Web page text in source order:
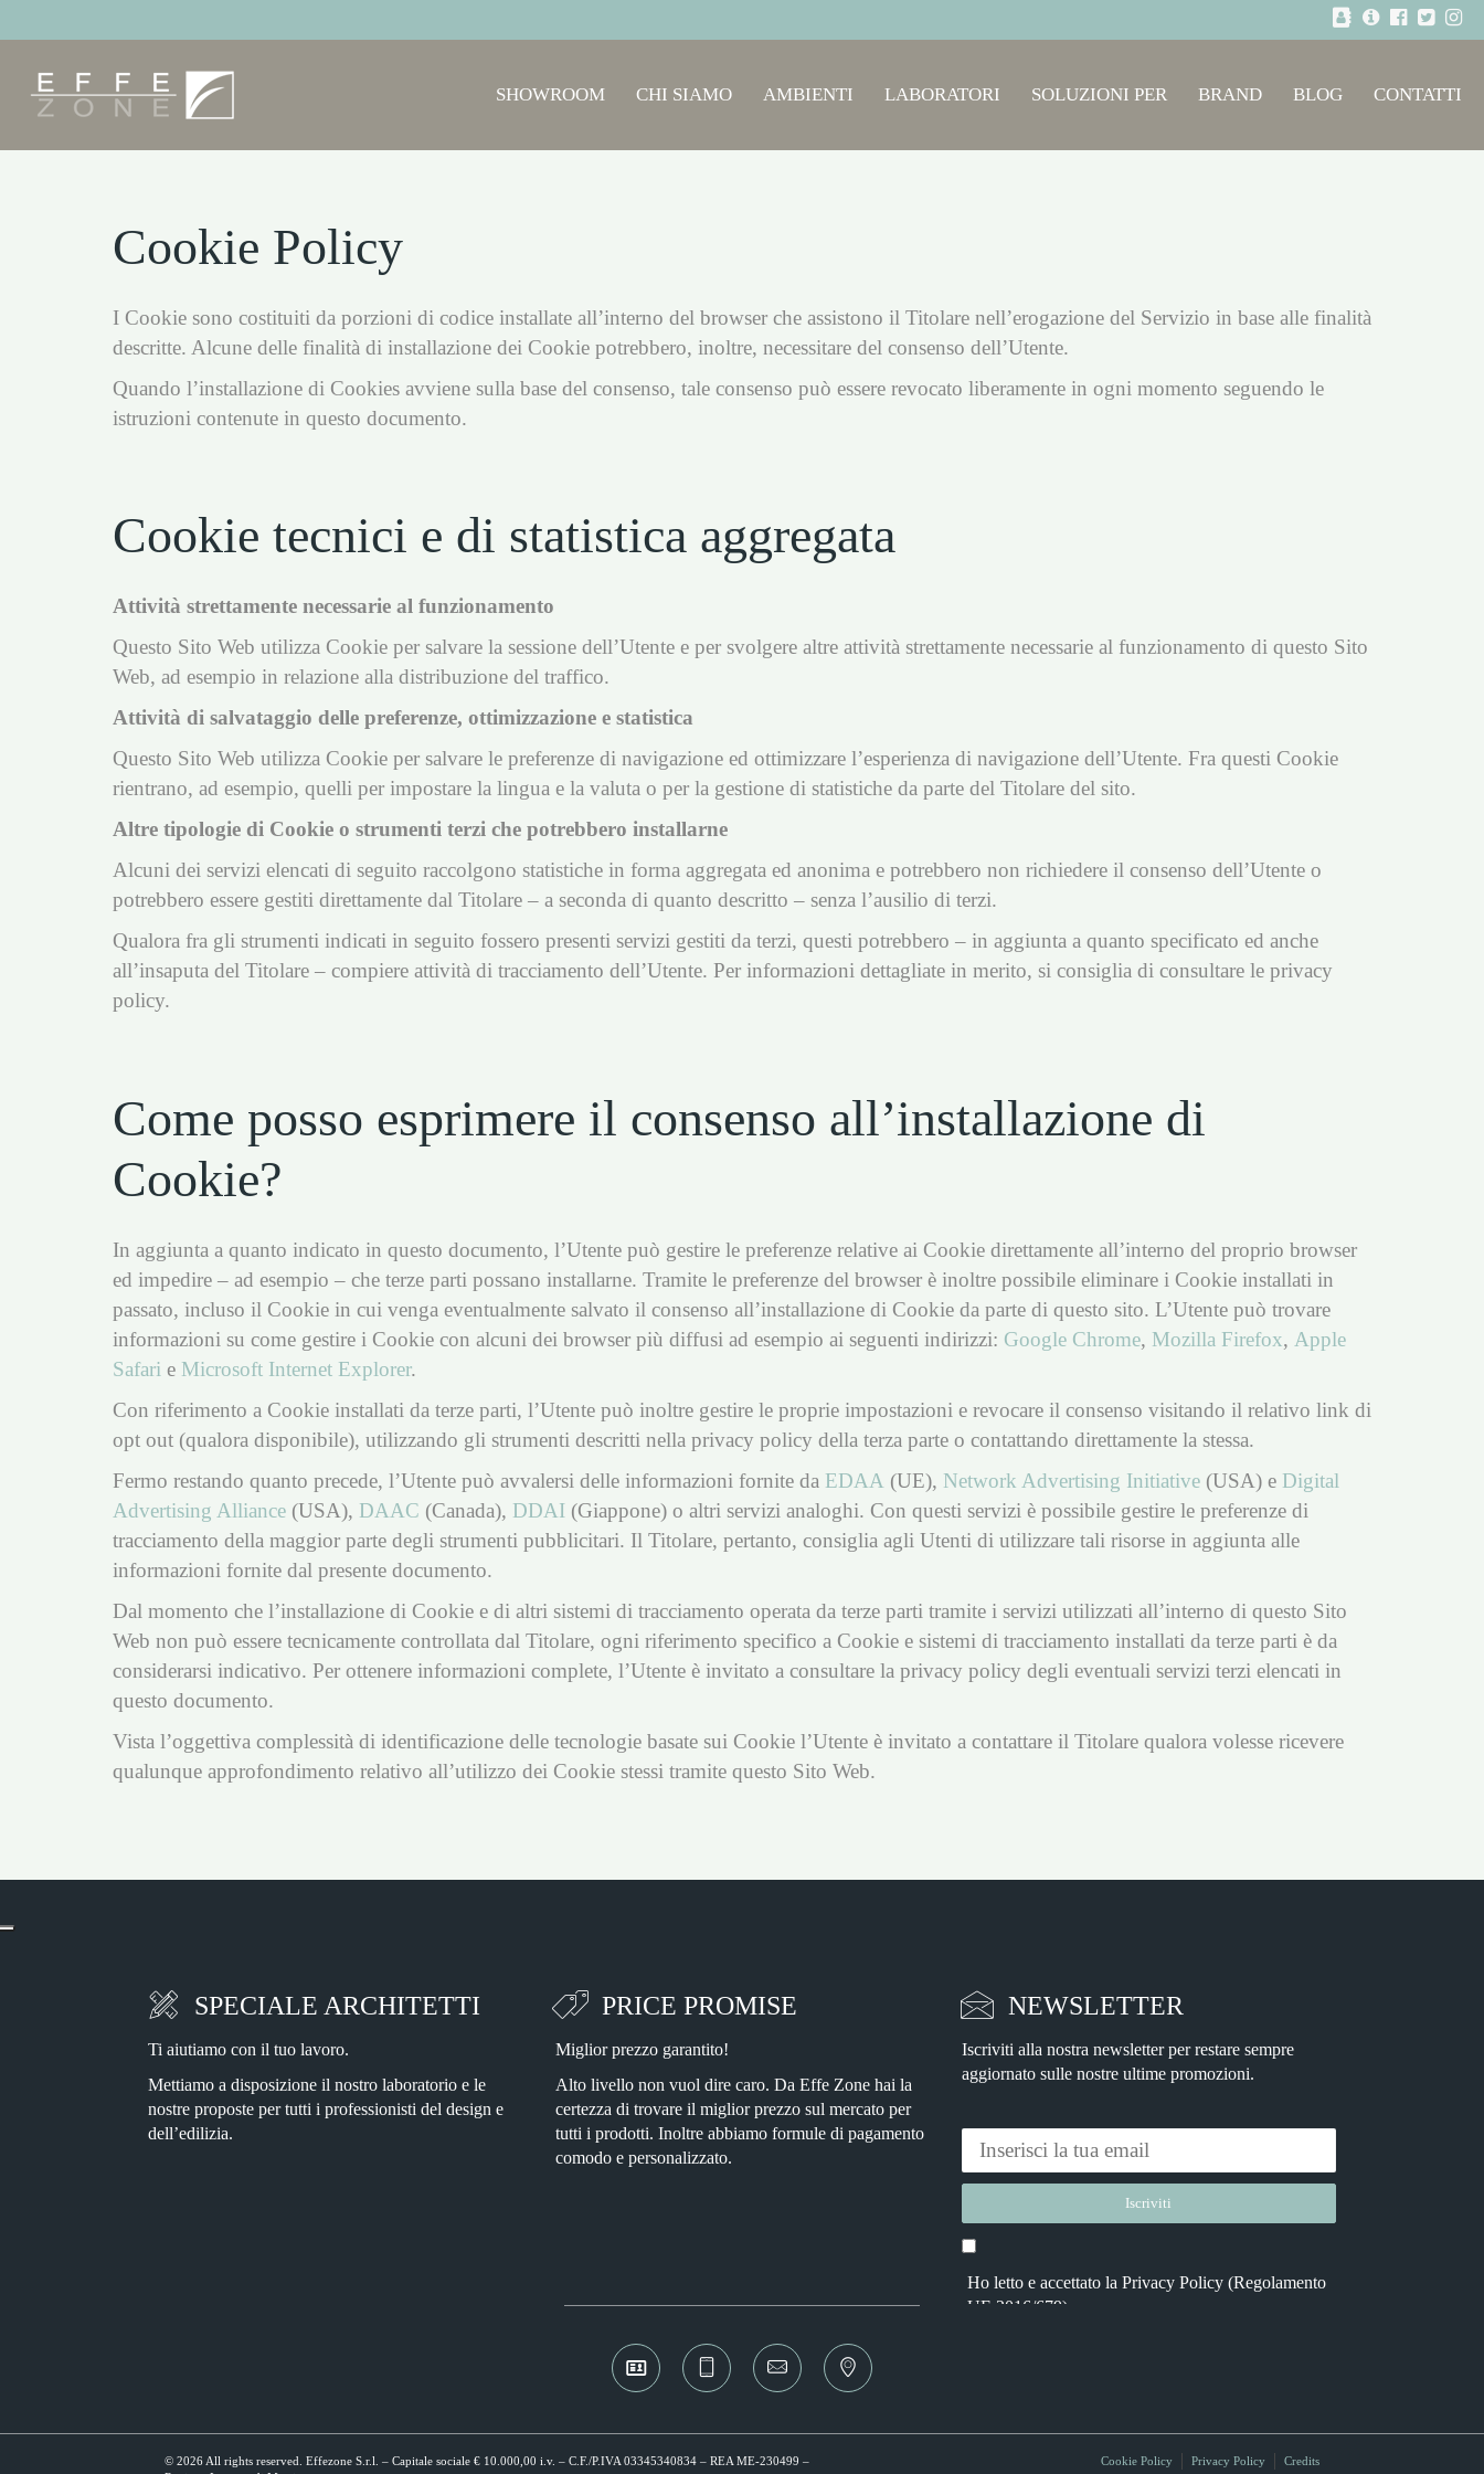
SHOWROOM CHI SIAMO AMBIENTI LABORATORI SOLUZIONI PER BRAND BLOG CONTATTI
Cookie Policy
I Cookie sono costituiti da porzioni di codice installate all’interno del browser che assistono il Titolare nell’erogazione del Servizio in base alle finalità
descritte. Alcune delle finalità di installazione dei Cookie potrebbero, inoltre, necessitare del consenso dell’Utente.
Quando l’installazione di Cookies avviene sulla base del consenso, tale consenso può essere revocato liberamente in ogni momento seguendo le
istruzioni contenute in questo documento.
Cookie tecnici e di statistica aggregata
Attività strettamente necessarie al funzionamento
Questo Sito Web utilizza Cookie per salvare la sessione dell’Utente e per svolgere altre attività strettamente necessarie al funzionamento di questo Sito
Web, ad esempio in relazione alla distribuzione del traffico.
Attività di salvataggio delle preferenze, ottimizzazione e statistica
Questo Sito Web utilizza Cookie per salvare le preferenze di navigazione ed ottimizzare l’esperienza di navigazione dell’Utente. Fra questi Cookie
rientrano, ad esempio, quelli per impostare la lingua e la valuta o per la gestione di statistiche da parte del Titolare del sito.
Altre tipologie di Cookie o strumenti terzi che potrebbero installarne
Alcuni dei servizi elencati di seguito raccolgono statistiche in forma aggregata ed anonima e potrebbero non richiedere il consenso dell’Utente o
potrebbero essere gestiti direttamente dal Titolare – a seconda di quanto descritto – senza l’ausilio di terzi.
Qualora fra gli strumenti indicati in seguito fossero presenti servizi gestiti da terzi, questi potrebbero – in aggiunta a quanto specificato ed anche
all’insaputa del Titolare – compiere attività di tracciamento dell’Utente. Per informazioni dettagliate in merito, si consiglia di consultare le privacy
policy.
Come posso esprimere il consenso all’installazione di
Cookie?
In aggiunta a quanto indicato in questo documento, l’Utente può gestire le preferenze relative ai Cookie direttamente all’interno del proprio browser
ed impedire – ad esempio – che terze parti possano installarne. Tramite le preferenze del browser è inoltre possibile eliminare i Cookie installati in
passato, incluso il Cookie in cui venga eventualmente salvato il consenso all’installazione di Cookie da parte di questo sito. L’Utente può trovare
informazioni su come gestire i Cookie con alcuni dei browser più diffusi ad esempio ai seguenti indirizzi: Google Chrome, Mozilla Firefox, Apple
Safari e Microsoft Internet Explorer.
Con riferimento a Cookie installati da terze parti, l’Utente può inoltre gestire le proprie impostazioni e revocare il consenso visitando il relativo link di
opt out (qualora disponibile), utilizzando gli strumenti descritti nella privacy policy della terza parte o contattando direttamente la stessa.
Fermo restando quanto precede, l’Utente può avvalersi delle informazioni fornite da EDAA (UE), Network Advertising Initiative (USA) e Digital
Advertising Alliance (USA), DAAC (Canada), DDAI (Giappone) o altri servizi analoghi. Con questi servizi è possibile gestire le preferenze di
tracciamento della maggior parte degli strumenti pubblicitari. Il Titolare, pertanto, consiglia agli Utenti di utilizzare tali risorse in aggiunta alle
informazioni fornite dal presente documento.
Dal momento che l’installazione di Cookie e di altri sistemi di tracciamento operata da terze parti tramite i servizi utilizzati all’interno di questo Sito
Web non può essere tecnicamente controllata dal Titolare, ogni riferimento specifico a Cookie e sistemi di tracciamento installati da terze parti è da
considerarsi indicativo. Per ottenere informazioni complete, l’Utente è invitato a consultare la privacy policy degli eventuali servizi terzi elencati in
questo documento.
Vista l’oggettiva complessità di identificazione delle tecnologie basate sui Cookie l’Utente è invitato a contattare il Titolare qualora volesse ricevere
qualunque approfondimento relativo all’utilizzo dei Cookie stessi tramite questo Sito Web.
SPECIALE ARCHITETTI
Ti aiutiamo con il tuo lavoro.
Mettiamo a disposizione il nostro laboratorio e le
nostre proposte per tutti i professionisti del design e
dell’edilizia.
PRICE PROMISE
Miglior prezzo garantito!
Alto livello non vuol dire caro. Da Effe Zone hai la
certezza di trovare il miglior prezzo sul mercato per
tutti i prodotti. Inoltre abbiamo formule di pagamento
comodo e personalizzato.
NEWSLETTER
Iscriviti alla nostra newsletter per restare sempre
aggiornato sulle nostre ultime promozioni.
Ho letto e accettato laPrivacy Policy (Regolamento
UE 2016/679).
Alternative:
© 2026 All rights reserved. Effezone S.r.l. – Capitale sociale € 10.000,00 i.v. – C.F./P.IVA 03345340834 – REA ME-230499 –
Cookie Policy Privacy Policy Credits